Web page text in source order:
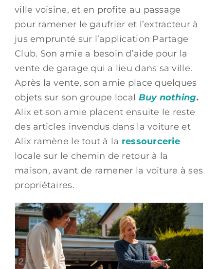
ville voisine, et en profite au passage
pour ramener le gaufrier et l’extracteur à
jus emprunté sur l’application Partage
Club. Son amie a besoin d’aide pour la
vente de garage qui a lieu dans sa ville.
Après la vente, son amie place quelques
objets sur son groupe local Buy nothing.
Alix et son amie placent ensuite le reste
des articles invendus dans la voiture et
Alix ramène le tout à la ressourcerie
locale sur le chemin de retour à la
maison, avant de ramener la voiture à ses
propriétaires.